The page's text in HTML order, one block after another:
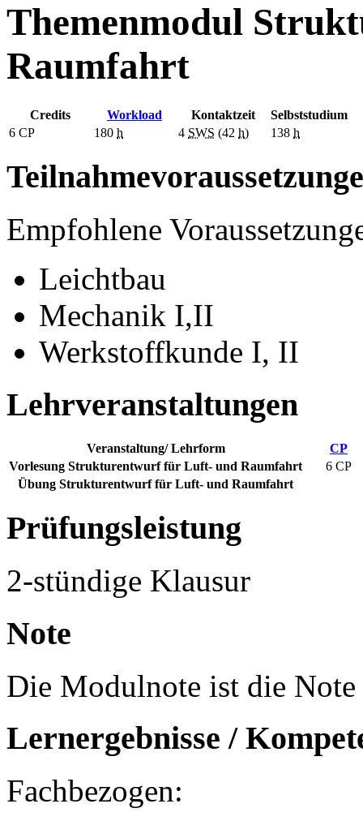
Themenmodul
Raumfahrt
Credits Workload Kontaktzeit
Selbststudium
6 CP 180 h 4 SWS (42 h) 138 h
Empfohlene
Leichtbau
Mechanik I,II
Werkstoffkunde I, II
Lehrveranstaltungen
Veranstaltung/ Lehrform
CP
Vorlesung Strukturentwurf für Luft- und Raumfahrt
6 CP
Übung Strukturentwurf für Luft- und Raumfahrt
Prüfungsleistung
2-stündige Klausur
Note
Die Modulnote ist die Note
Lernergebnisse /
Fachbezogen: